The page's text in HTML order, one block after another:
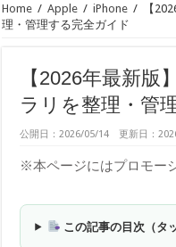
Home / Apple / iPhone /
【
理・管理する完全ガイド
【2026年最新
ラリを整理・管
公開日：2026/05/14 更新日：
※本ページにはプロモー
この記事の目次（タ